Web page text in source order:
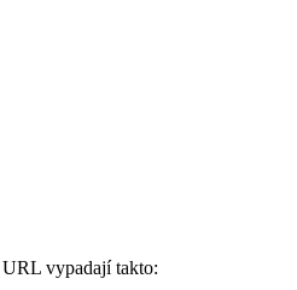
vypadají takto: